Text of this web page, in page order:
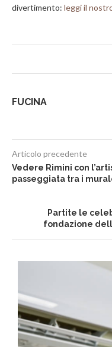
divertimento: leggi il
FUCINA
Articolo precedente
Vedere Rimini con
passeggiata tra i
Partite le
fondazione